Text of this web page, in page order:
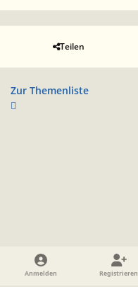
Teilen
Zur Themenliste
Heller Modus
Dunkler ModusSystemeinstellung
Anmelden Registrieren